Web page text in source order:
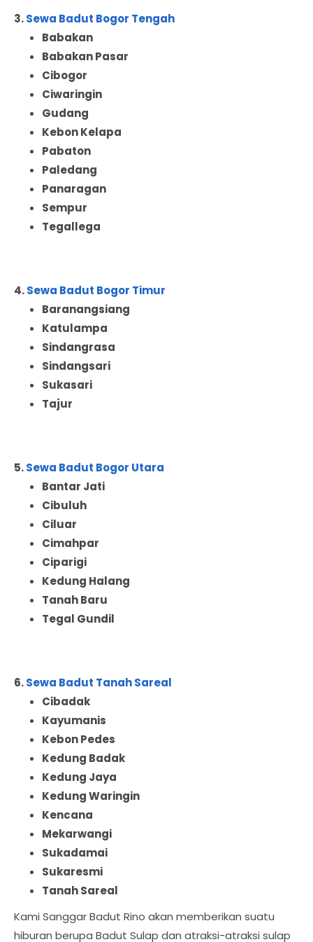
3.Sewa Badut Bogor Tengah
Babakan
Babakan Pasar
Cibogor
Ciwaringin
Gudang
Kebon Kelapa
Pabaton
Paledang
Panaragan
Sempur
Tegallega
4.Sewa Badut Bogor Timur
Baranangsiang
Katulampa
Sindangrasa
Sindangsari
Sukasari
Tajur
5.Sewa Badut Bogor Utara
Bantar Jati
Cibuluh
Ciluar
Cimahpar
Ciparigi
Kedung Halang
Tanah Baru
Tegal Gundil
6.Sewa Badut Tanah Sareal
Cibadak
Kayumanis
Kebon Pedes
Kedung Badak
Kedung Jaya
Kedung Waringin
Kencana
Mekarwangi
Sukadamai
Sukaresmi
Tanah Sareal
Kami Sanggar Badut Rino akan memberikan suatu
hiburan berupa Badut Sulap dan atraksi-atraksi sulap